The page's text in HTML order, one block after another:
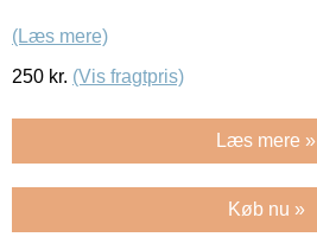
(Læs mere)
250 kr. (Vis fragtpris)
Læs mere »
Køb nu »